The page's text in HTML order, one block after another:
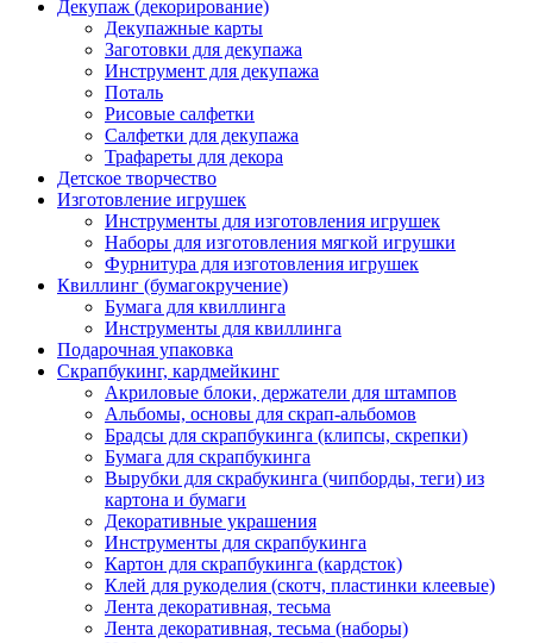
Декупаж (декорирование)
Декупажные карты
Заготовки для декупажа
Инструмент для декупажа
Поталь
Рисовые салфетки
Салфетки для декупажа
Трафареты для декора
Детское творчество
Изготовление игрушек
Инструменты для изготовления игрушек
Наборы для изготовления мягкой игрушки
Фурнитура для изготовления игрушек
Квиллинг (бумагокручение)
Бумага для квиллинга
Инструменты для квиллинга
Подарочная упаковка
Скрапбукинг, кардмейкинг
Акриловые блоки, держатели для штампов
Альбомы, основы для скрап-альбомов
Брадсы для скрапбукинга (клипсы, скрепки)
Бумага для скрапбукинга
Вырубки для скрабукинга (чипборды, теги) из
картона и бумаги
Декоративные украшения
Инструменты для скрапбукинга
Картон для скрапбукинга (кардсток)
Клей для рукоделия (скотч, пластинки клеевые)
Лента декоративная, тесьма
Лента декоративная, тесьма (наборы)